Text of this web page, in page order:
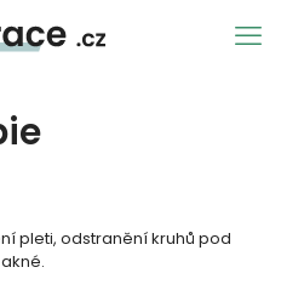
pleti, odstranění kruhů pod